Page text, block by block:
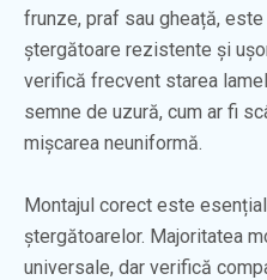
frunze, praf sau gheață,
ștergătoare rezistente și
verifică frecvent starea
semne de uzură, cum ar fi
mișcarea neuniformă.
Montajul corect este
ștergătoarelor. Majoritatea
universale, dar verifică